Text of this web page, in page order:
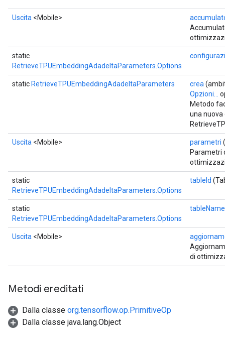
Uscita <Mobile>
static
RetrieveTPUEmbeddingAdadeltaParameters.Options
static RetrieveTPUEmbeddingAdadeltaParameters crea
Opzioni...
Metodo
una
Uscita <Mobile> parametri
Parametri
static
RetrieveTPUEmbeddingAdadeltaParameters.Options
tableId
static
RetrieveTPUEmbeddingAdadeltaParameters.Options
tableName
Uscita <Mobile>
di
Metodi ereditati
Dalla classe org.tensorflow.op.PrimitiveOp
Dalla classe java.lang.Object